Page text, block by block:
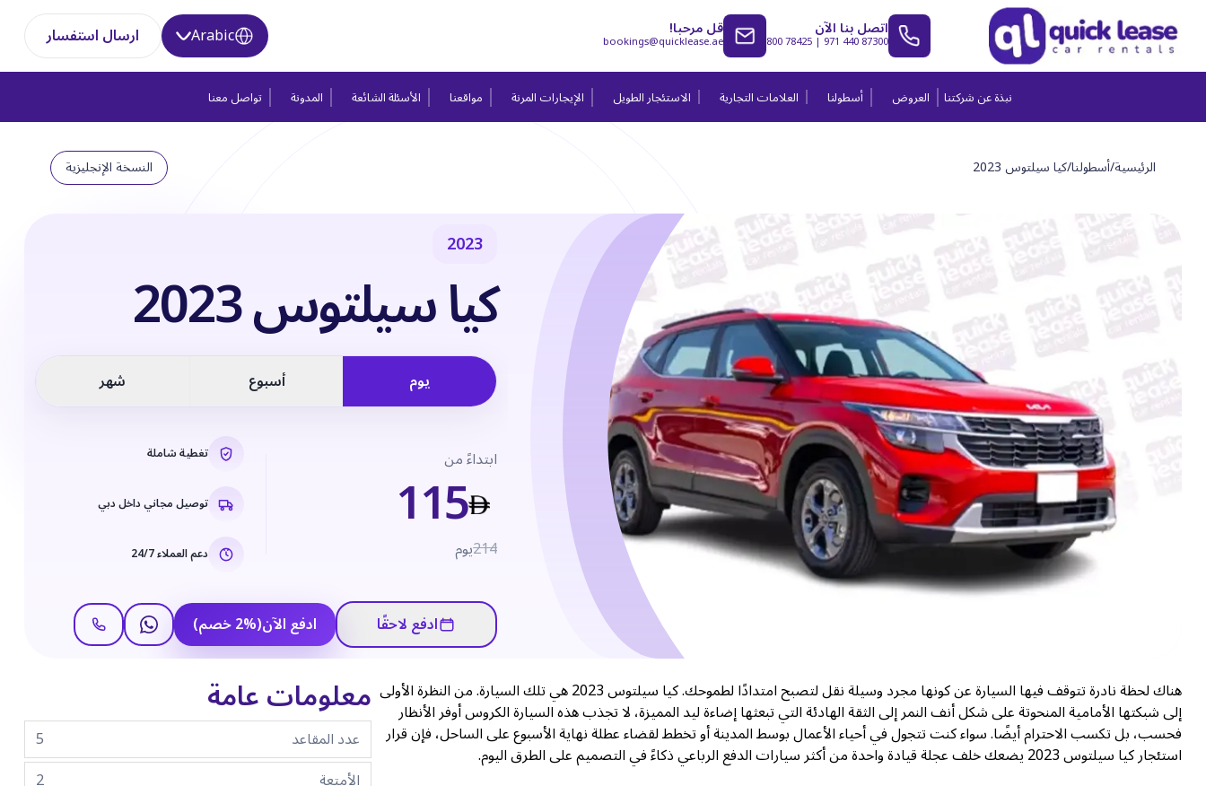
اتصل بنا الآن800 78425 |971 440 87300 قل مرحبا!
bookings@quicklease.ae
Arabic ارسال استفسار
نبذة عن شركتنا العروض أسطولنا العلامات التجارية الاستئجار الطويل الإيجارات المرنة مواقعنا الأسئلة الشائعة المدونة تواصل معنا
الرئيسية/أسطولنا/كيا سيلتوس 2023 النسخة الإنجليزية
2023
كيا سيلتوس 2023
يوم أسبوع شهر
ابتداءً من115214يوم
تغطية شاملة
توصيل مجاني داخل دبي
دعم العملاء 24/7
ادفع لاحقًا ادفع الآن(
2% خصم)
هناك لحظة نادرة تتوقف فيها السيارة عن كونها مجرد وسيلة نقل لتصبح امتدادًا لطموحك. كيا سيلتوس 2023 هي تلك السيارة. من النظرة الأولى
إلى شبكتها الأمامية المنحوتة على شكل أنف النمر إلى الثقة الهادئة التي تبعثها إضاءة ليد المميزة، لا تجذب هذه السيارة الكروس أوفر الأنظار
فحسب، بل تكسب الاحترام أيضًا. سواء كنت تتجول في أحياء الأعمال بوسط المدينة أو تخطط لقضاء عطلة نهاية الأسبوع على الساحل، فإن قرار
استئجار كيا سيلتوس 2023 يضعك خلف عجلة قيادة واحدة من أكثر سيارات الدفع الرباعي ذكاءً في التصميم على الطرق اليوم.
معلومات عامة
عدد المقاعد
5